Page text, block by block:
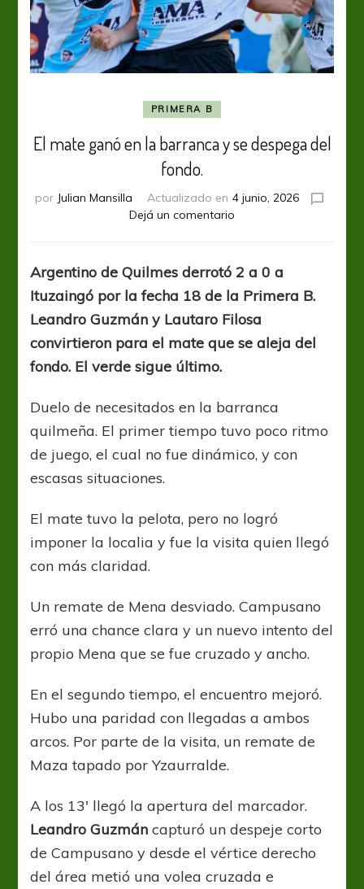
PRIMERA B
El mate ganó en la barranca y se despega del
fondo.
por Julian Mansilla Actualizado en 4 junio, 2026
Dejá un comentario
ganó
en
la
barranca
se
fondo.
Argentino de Quilmes derrotó 2 a 0 a
Ituzaingó por la fecha 18 de la Primera B.
Leandro Guzmán y Lautaro Filosa
convirtieron para el mate que se aleja del
fondo. El verde sigue último.
Duelo de necesitados en la barranca
quilmeña. El primer tiempo tuvo poco ritmo
de juego, el cual no fue dinámico, y con
escasas situaciones.
El mate tuvo la pelota, pero no logró
imponer la localia y fue la visita quien llegó
con más claridad.
Un remate de Mena desviado. Campusano
erró una chance clara y un nuevo intento del
propio Mena que se fue cruzado y ancho.
En el segundo tiempo, el encuentro mejoró.
Hubo una paridad con llegadas a ambos
arcos. Por parte de la visita, un remate de
Maza tapado por Yzaurralde.
A los 13′ llegó la apertura del marcador.
Leandro Guzmán capturó un despeje corto
de Campusano y desde el vértice derecho
del área metió una volea cruzada e